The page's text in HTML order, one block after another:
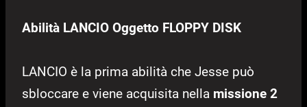
Abilità LANCIO Oggetto FLOPPY DISK
LANCIO è la prima abilità che Jesse può
sbloccare e viene acquisita nella missione 2